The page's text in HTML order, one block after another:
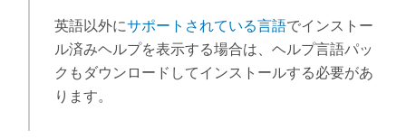
英語以外にサポートされている言語でインストー
ル済みヘルプを表示する場合は、ヘルプ言語パッ
クもダウンロードしてインストールする必要があ
ります。